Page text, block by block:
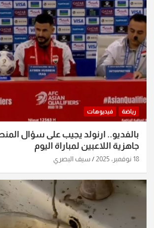
رياضة فيديوهات
بالفديو.. ارنولد يجيب على سؤال
جاهزية اللاعبين لمباراة اليوم
18 نوفمبر، 2025 سيف البصري